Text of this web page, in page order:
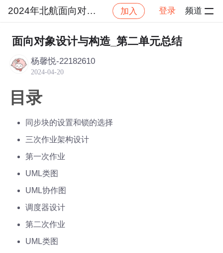
2024年北航面向对象设计与构造 加入 登录 频道
社区 2024年北航面向对象设计与构造 作业提交
面向对象设计与构造_第二单元总结
杨馨悦-22182610
2024-04-20
目录
同步块的设置和锁的选择
三次作业架构设计
第一次作业
UML类图
UML协作图
调度器设计
第二次作业
UML类图